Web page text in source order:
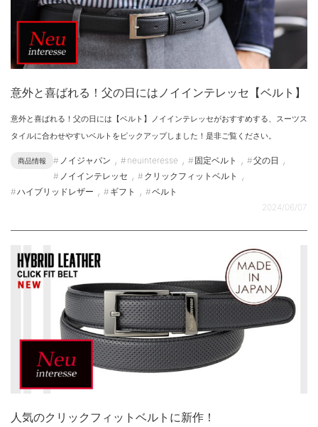
意外と喜ばれる！父の日にはノイインテレッセ【ベルト】
意外と喜ばれる！父の日には【ベルト】ノイインテレッセがおすすめする、スーツス
タイルに合わせやすいベルトをピックアップしました！是非ご覧ください。
商品情報 ノイジャパン , neuinteresse , 固定ベルト , 父の日 ,
ノイインテレッセ , クリックフィットベルト ,
ハイブリッドレザー , ギフト ,
ベルト
2024/06/07
人気のクリックフィットベルトに新作！